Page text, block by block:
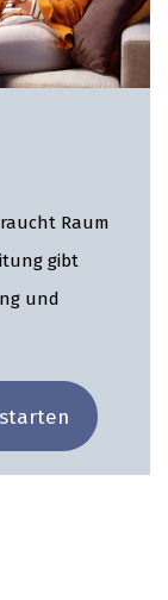
Raum
gibt
und